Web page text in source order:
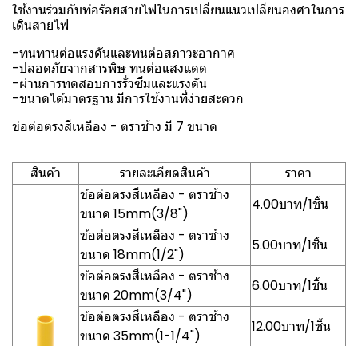
ใช้งานร่วมกับท่อร้อยสายไฟในการเปลี่ยนแนวเปลี่ยนองศาในการ
เดินสายไฟ
-ทนทานต่อแรงดันและทนต่อสภาวะอากาศ
-ปลอดภัยจากสารพิษ ทนต่อแสงแดด
-ผ่านการทดสอบการรั่วซึมและแรงดัน
-ขนาดได้มาตรฐาน มีการใช้งานที่ง่ายสะดวก
ข่อต่อตรงสีเหลือง - ตราช้าง มี 7 ขนาด
สินค้า รายละเอียดสินค้า
ราคา
ข้อต่อตรงสีเหลือง - ตราช้าง
ขนาด 15mm(3/8")
4.00บาท/1ชิ้น
ข้อต่อตรงสีเหลือง - ตราช้าง
ขนาด 18mm(1/2")
5.00บาท/1ชิ้น
ข้อต่อตรงสีเหลือง - ตราช้าง
ขนาด 20mm(3/4")
6.00บาท/1ชิ้น
ข้อต่อตรงสีเหลือง - ตราช้าง
ขนาด 35mm(1-1/4")
12.00บาท/1ชิ้น